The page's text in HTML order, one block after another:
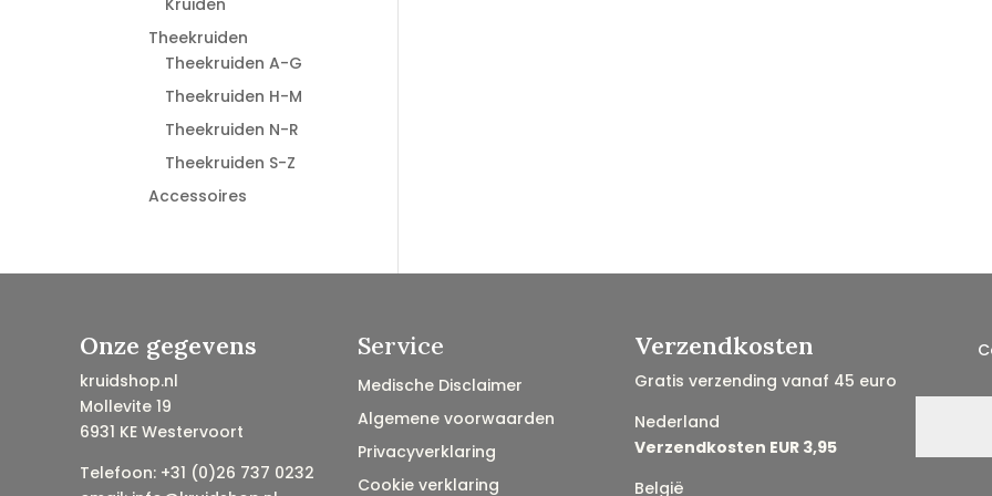
Kruiden
Theekruiden
Theekruiden A-G
Theekruiden H-M
Theekruiden N-R
Theekruiden S-Z
Accessoires
Onze gegevens
kruidshop.nl
Mollevite 19
6931 KE Westervoort
Telefoon: +31 (0)26 737 0232
Service
Medische Disclaimer
Algemene voorwaarden
Privacyverklaring
Cookie verklaring
Verzendkosten
Gratis verzending vanaf 45 euro
Nederland
Verzendkosten EUR 3,95
België